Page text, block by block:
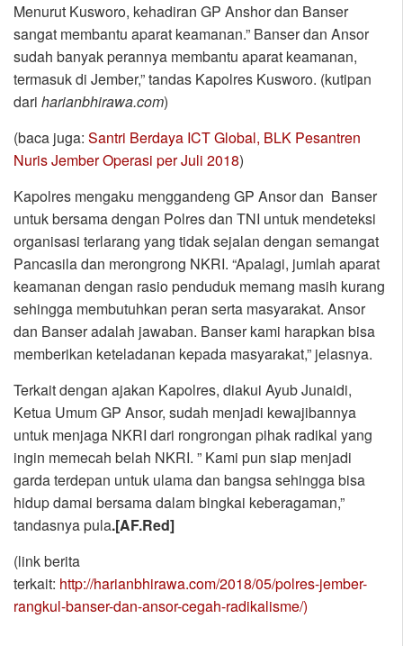
Menurut Kusworo, kehadiran GP Anshor dan Banser
sangat membantu aparat keamanan.” Banser dan Ansor
sudah banyak perannya membantu aparat keamanan,
termasuk di Jember,” tandas Kapolres Kusworo. (kutipan
dari harianbhirawa.com)
(baca juga: Santri Berdaya ICT Global, BLK Pesantren
Nuris Jember Operasi per Juli 2018)
Kapolres mengaku menggandeng GP Ansor dan Banser
untuk bersama dengan Polres dan TNI untuk mendeteksi
organisasi terlarang yang tidak sejalan dengan semangat
Pancasila dan merongrong NKRI. “Apalagi, jumlah aparat
keamanan dengan rasio penduduk memang masih kurang
sehingga membutuhkan peran serta masyarakat. Ansor
dan Banser adalah jawaban. Banser kami harapkan bisa
memberikan keteladanan kepada masyarakat,” jelasnya.
Terkait dengan ajakan Kapolres, diakui Ayub Junaidi,
Ketua Umum GP Ansor, sudah menjadi kewajibannya
untuk menjaga NKRI dari rongrongan pihak radikal yang
ingin memecah belah NKRI. ” Kami pun siap menjadi
garda terdepan untuk ulama dan bangsa sehingga bisa
hidup damai bersama dalam bingkai keberagaman,”
tandasnya pula.[AF.Red]
(link berita
terkait: http://harianbhirawa.com/2018/05/polres-jember-
rangkul-banser-dan-ansor-cegah-radikalisme/)